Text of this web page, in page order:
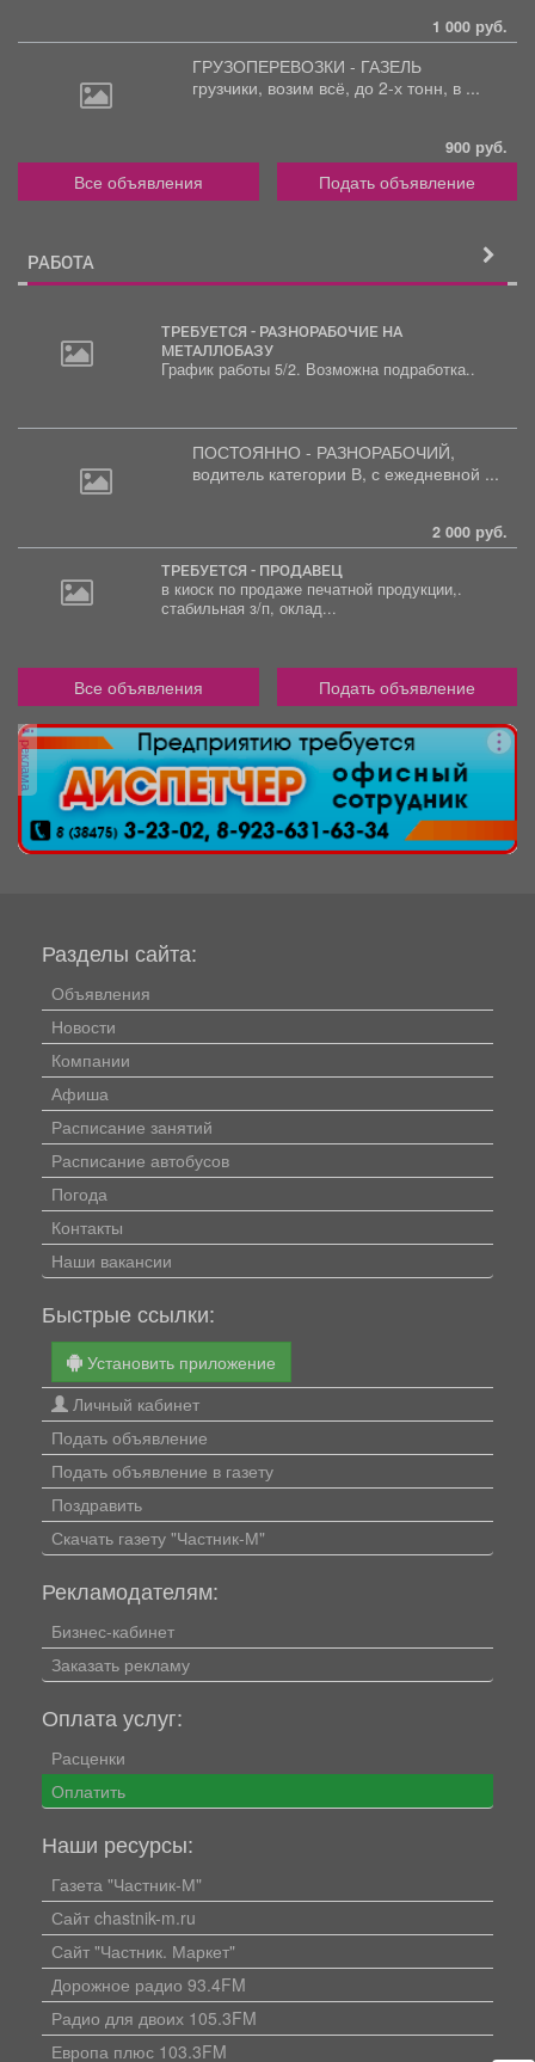
1 000 руб.
ГРУЗОПЕРЕВОЗКИ - ГАЗЕЛЬ
грузчики, возим всё, до 2-х тонн, в ...
900 руб.
Все объявления Подать объявление
РАБОТА
ТРЕБУЕТСЯ - РАЗНОРАБОЧИЕ НА
МЕТАЛЛОБАЗУ
График работы 5/2. Возможна подработка..
ПОСТОЯННО - РАЗНОРАБОЧИЙ,
водитель категории В, с ежедневной ...
2 000 руб.
ТРЕБУЕТСЯ - ПРОДАВЕЦ
в киоск по продаже печатной продукции,.
стабильная з/п, оклад...
Все объявления Подать объявление
реклама
Разделы сайта:
Объявления
Новости
Компании
Афиша
Расписание занятий
Расписание автобусов
Погода
Контакты
Наши вакансии
Быстрые ссылки:
Установить приложение
Личный кабинет
Подать объявление
Подать объявление в газету
Поздравить
Скачать газету "Частник-М"
Рекламодателям:
Бизнес-кабинет
Заказать рекламу
Оплата услуг:
Расценки
Оплатить
Наши ресурсы:
Газета "Частник-М"
Сайт chastnik-m.ru
Сайт "Частник. Маркет"
Дорожное радио 93.4FM
Радио для двоих 105.3FM
Европа плюс 103.3FM